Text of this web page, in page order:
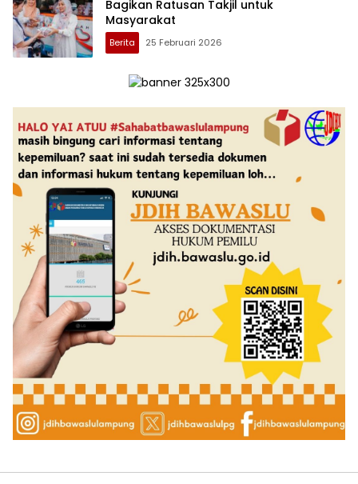
Bagikan Ratusan Takjil untuk
Masyarakat
Berita 25 Februari 2026